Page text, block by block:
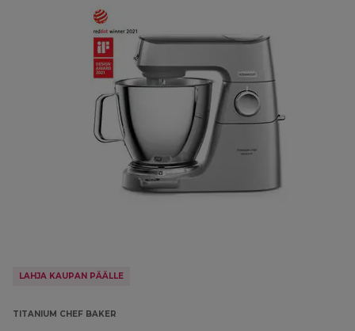
LAHJA KAUPAN PÄÄLLE
TITANIUM CHEF BAKER